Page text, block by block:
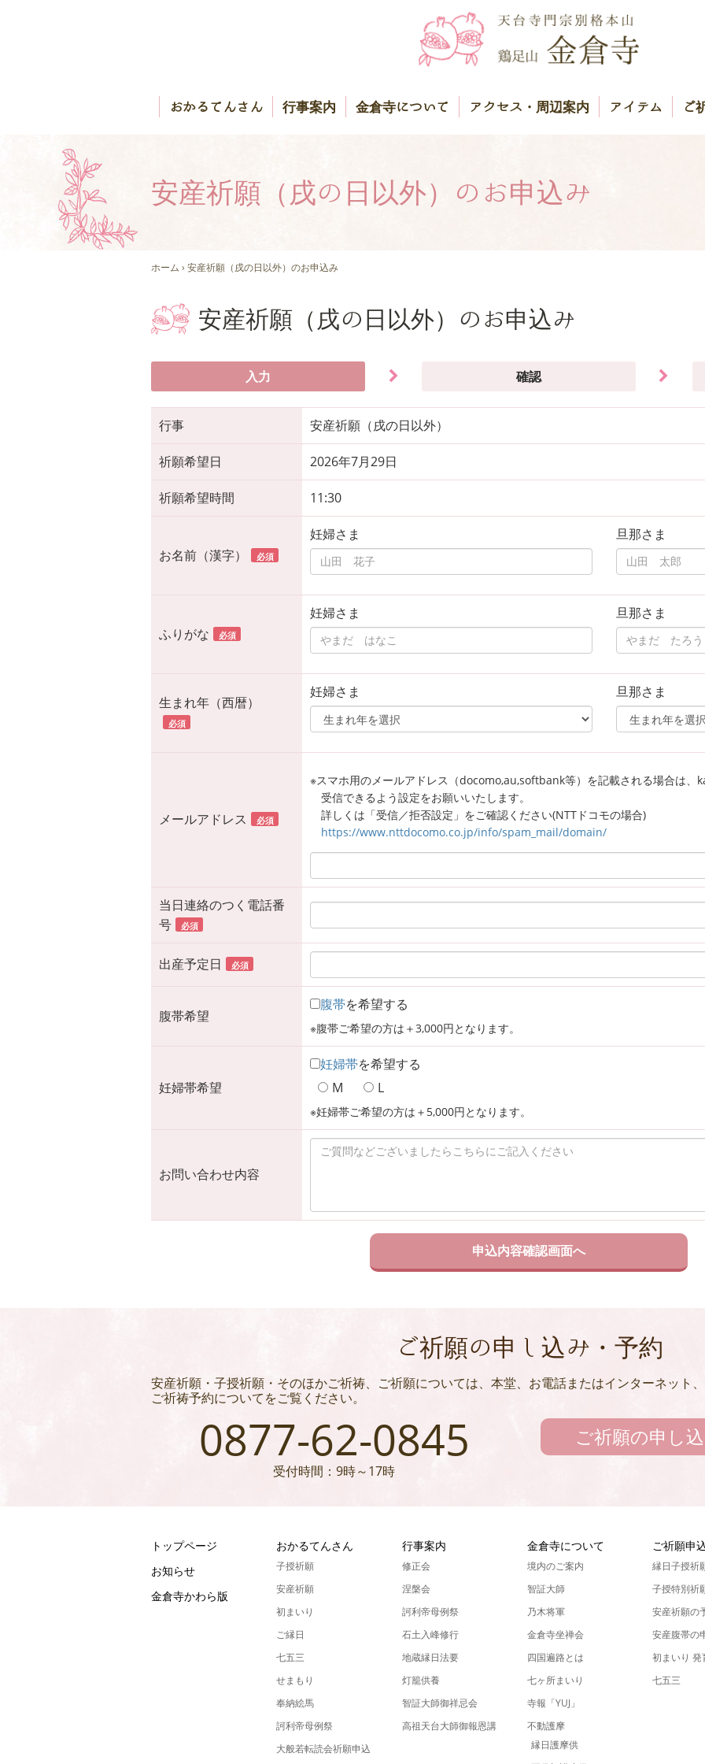
おかるてんさん 行事案内 金倉寺について アクセス・周辺案内 アイテム ご
安産祈願（戌の日以外）のお申込み
ホーム › 安産祈願（戌の日以外）のお申込み
安産祈願（戌の日以外）のお申込み
入力 確認
行事 安産祈願（戌の日以外）
祈願希望日 2026年7月29日
祈願希望時間 11:30
お名前（漢字） 必須
妊婦さま 旦那さま
ふりがな 必須
妊婦さま 旦那さま
生まれ年（西暦）
必須
妊婦さま 旦那さま
メールアドレス 必須
※スマホ用のメールアドレス（docomo,au,softbank等）を記載される場合は
受信できるよう設定をお願いいたします。
詳しくは「受信／拒否設定」をご確認ください(NTTドコモの場合)
https://www.nttdocomo.co.jp/info/spam_mail/domain/
当日連絡のつく電話番
号
必須
出産予定日 必須
腹帯希望
腹帯を希望する
※腹帯ご希望の方は＋3,000円となります。
妊婦帯希望
妊婦帯を希望する
M
L
※妊婦帯ご希望の方は＋5,000円となります。
お問い合わせ内容
ご祈願の申し込み・予約
安産祈願・子授祈願・そのほかご祈祷、ご祈願については、本堂、お電話またはインターネット
ご祈祷予約についてをご覧ください。
0877-62-0845
受付時間：9時～17時
ご祈願の申し
トップページ
お知らせ
金倉寺かわら版
おかるてんさん
子授祈願
安産祈願
初まいり
ご縁日
七五三
せまもり
奉納絵馬
訶利帝母例祭
大般若転読会祈願申込
行事案内
修正会
涅槃会
訶利帝母例祭
石土入峰修行
地蔵縁日法要
灯籠供養
智証大師御祥忌会
高祖天台大師御報恩講
金倉寺について
境内のご案内
智証大師
乃木将軍
金倉寺坐禅会
四国遍路とは
七ヶ所まいり
寺報「YUJ」
不動護摩
縁日護摩供
ご祈願申
縁日子授祈
子授特別祈
安産祈願の
安産腹帯の
初まいり
七五三